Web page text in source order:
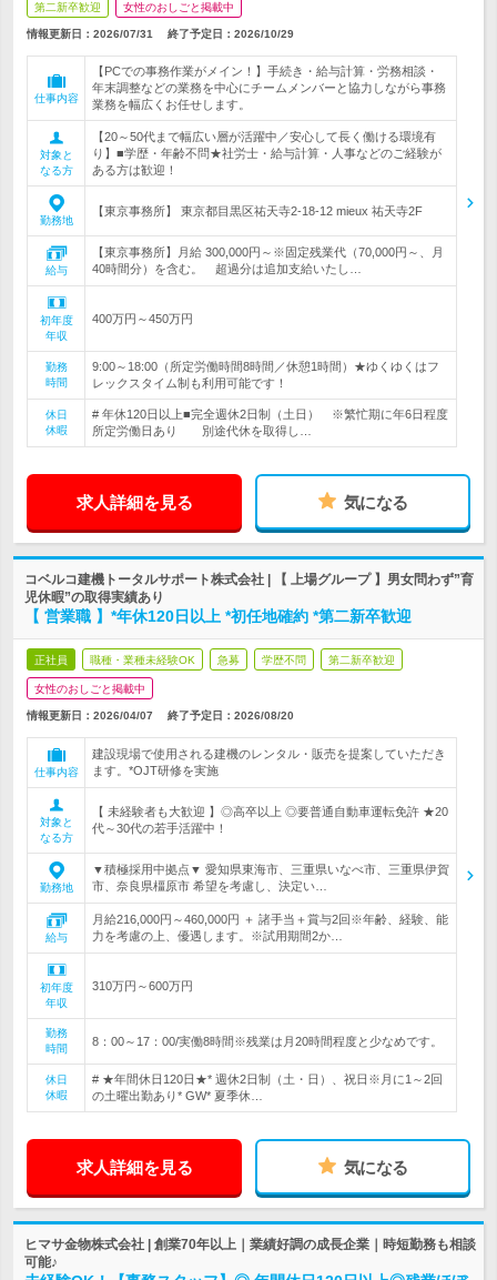
第二新卒歓迎 女性のおしごと掲載中
情報更新日：2026/07/31 終了予定日： 2026/10/29
仕事内容
【PCでの事務作業がメイン！】手続き・給与計算・労務相談・
年末調整などの業務を中心にチームメンバーと協力しながら事務
業務を幅広くお任せします。
対象と
なる方
【20～50代まで幅広い層が活躍中／安心して長く働ける環境有
り】■学歴・年齢不問★社労士・給与計算・人事などのご経験が
ある方は歓迎！
勤務地
【東京事務所】 東京都目黒区祐天寺2-18-12 mieux 祐天寺2F
給与
【東京事務所】月給 300,000円～※固定残業代（70,000円～、月
40時間分）を含む。 超過分は追加支給いたし…
初年度
年収
400万円～450万円
勤務
時間
9:00～18:00（所定労働時間8時間／休憩1時間）★ゆくゆくはフ
レックスタイム制も利用可能です！
休日
休暇
# 年休120日以上■完全週休2日制（土日） ※繁忙期に年6日程度
所定労働日あり 別途代休を取得し…
求人詳細を見る 気になる
コベルコ建機トータルサポート株式会社 | 【 上場グループ 】男女問わず”育
児休暇”の取得実績あり
【 営業職 】*年休120日以上 *初任地確約 *第二新卒歓迎
正社員 職種・業種未経験OK 急募 学歴不問 第二新卒歓迎
女性のおしごと掲載中
情報更新日：2026/04/07 終了予定日： 2026/08/20
仕事内容
建設現場で使用される建機のレンタル・販売を提案していただき
ます。*OJT研修を実施
対象と
なる方
【 未経験者も大歓迎 】◎高卒以上 ◎要普通自動車運転免許 ★20
代～30代の若手活躍中！
勤務地
▼積極採用中拠点▼ 愛知県東海市、三重県いなべ市、三重県伊賀
市、奈良県橿原市 希望を考慮し、決定い…
給与
月給216,000円～460,000円 ＋ 諸手当＋賞与2回※年齢、経験、能
力を考慮の上、優遇します。※試用期間2か…
初年度
年収
310万円～600万円
勤務
時間
8：00～17：00/実働8時間※残業は月20時間程度と少なめです。
休日
休暇
# ★年間休日120日★* 週休2日制（土・日）、祝日※月に1～2回
の土曜出勤あり* GW* 夏季休…
求人詳細を見る 気になる
ヒマサ金物株式会社 | 創業70年以上｜業績好調の成長企業｜時短勤務も相談
可能♪